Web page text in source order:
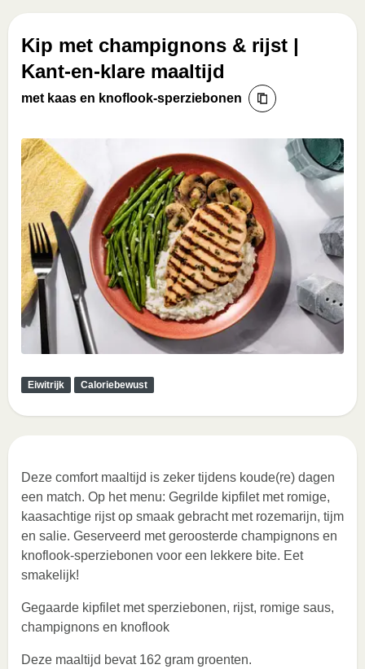
Kip met champignons & rijst |
Kant-en-klare maaltijd
met kaas en knoflook-sperziebonen
Eiwitrijk Caloriebewust
Deze comfort maaltijd is zeker tijdens koude(re) dagen
een match. Op het menu: Gegrilde kipfilet met romige,
kaasachtige rijst op smaak gebracht met rozemarijn, tijm
en salie. Geserveerd met geroosterde champignons en
knoflook-sperziebonen voor een lekkere bite. Eet
smakelijk!
Gegaarde kipfilet met sperziebonen, rijst, romige saus,
champignons en knoflook
Deze maaltijd bevat 162 gram groenten.